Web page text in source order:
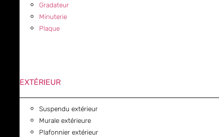
Gradateur
Minuterie
Plaque
EXTÉRIEUR
Suspendu extérieur
Murale extérieure
Plafonnier extérieur